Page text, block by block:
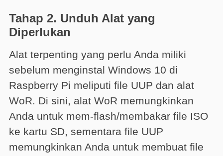
Tahap 2. Unduh Alat yang
Diperlukan
Alat terpenting yang perlu Anda miliki
sebelum menginstal Windows 10 di
Raspberry Pi meliputi file UUP dan alat
WoR. Di sini, alat WoR memungkinkan
Anda untuk mem-flash/membakar file ISO
ke kartu SD, sementara file UUP
memungkinkan Anda untuk membuat file